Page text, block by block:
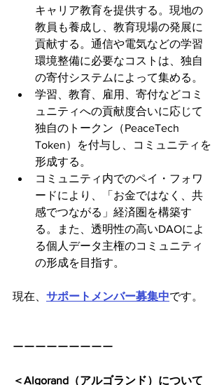
キャリア教育を提供する。現地の
教員も養成し、教育現場の発展に
貢献する。通信や電気などの学習
環境整備に必要なコストは、独自
の寄付システムによって集める。
学習、教育、雇用、寄付などコミ
ュニティへの貢献度合いに応じて
独自のトークン（PeaceTech
Token）を付与し、コミュニティを
形成する。
コミュニティ内でのペイ・フォワ
ードにより、「お金ではなく、共
感でつながる」経済圏を構築す
る。また、透明性の高いDAOによ
る個人データ主権のコミュニティ
の形成を目指す。
現在、 サポートメンバー募集中です。
ーーーーーーーーー
＜Algorand（アルゴランド）について